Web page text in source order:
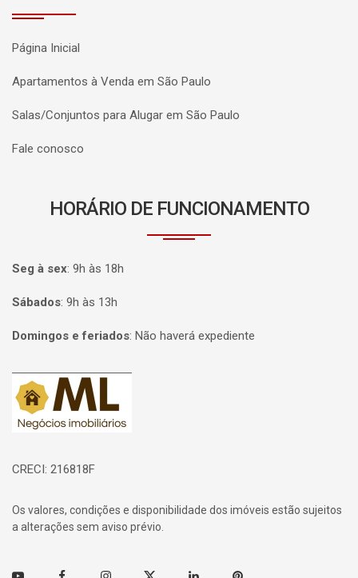
Página Inicial
Apartamentos à Venda em São Paulo
Salas/Conjuntos para Alugar em São Paulo
Fale conosco
HORÁRIO DE FUNCIONAMENTO
Seg à sex: 9h às 18h
Sábados: 9h às 13h
Domingos e feriados: Não haverá expediente
Página inicial
CRECI: 216818F
Os valores, condições e disponibilidade dos imóveis estão sujeitos
a alterações sem aviso prévio.